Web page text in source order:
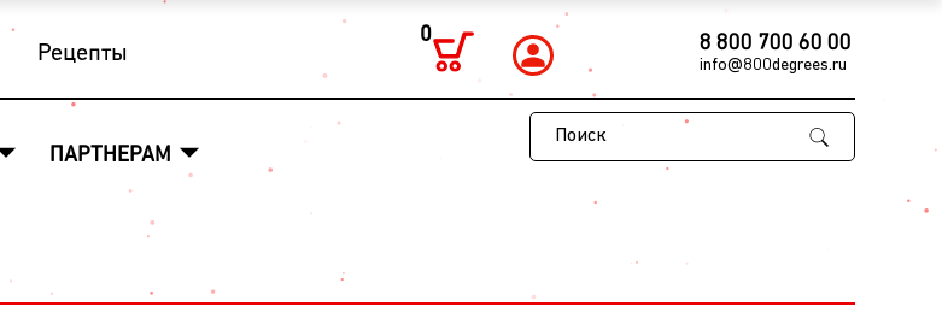
Рецепты
0 8 800 700 60 00
info@800degrees.ru
ПАРТНЕРАМ
Поиск